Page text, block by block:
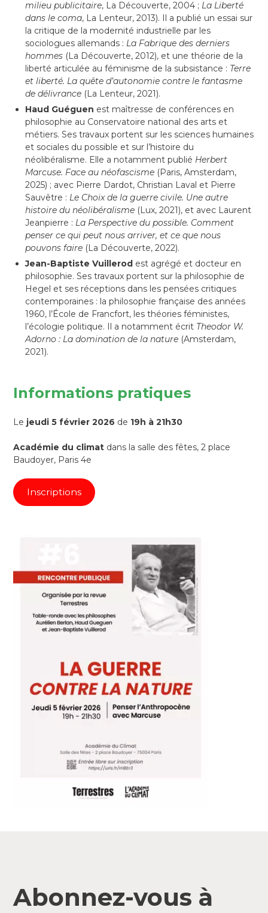
milieu publicitaire, La Découverte, 2004 ; La Liberté
dans le coma, La Lenteur, 2013). Il a publié un essai sur
la critique de la modernité industrielle par les
sociologues allemands : La Fabrique des derniers
hommes (La Découverte, 2012), et une théorie de la
liberté articulée au féminisme de la subsistance : Terre
et liberté. La quête d’autonomie contre le fantasme
de délivrance (La Lenteur, 2021).
Haud Guéguen est maîtresse de conférences en
philosophie au Conservatoire national des arts et
métiers. Ses travaux portent sur les sciences humaines
et sociales du possible et sur l’histoire du
néolibéralisme. Elle a notamment publié Herbert
Marcuse. Face au néofascisme (Paris, Amsterdam,
2025) ; avec Pierre Dardot, Christian Laval et Pierre
Sauvêtre : Le Choix de la guerre civile. Une autre
histoire du néolibéralisme (Lux, 2021), et avec Laurent
Jeanpierre : La Perspective du possible. Comment
penser ce qui peut nous arriver, et ce que nous
pouvons faire (La Découverte, 2022).
Jean-Baptiste Vuillerod est agrégé et docteur en
philosophie. Ses travaux portent sur la philosophie de
Hegel et ses réceptions dans les pensées critiques
contemporaines : la philosophie française des années
1960, l’École de Francfort, les théories féministes,
l’écologie politique. Il a notamment écrit Theodor W.
Adorno : La domination de la nature (Amsterdam,
2021).
Informations pratiques
Le jeudi 5 février 2026 de 19h à 21h30
Académie du climat dans la salle des fêtes, 2 place
Baudoyer, Paris 4e
Inscriptions
Abonnez-vous à